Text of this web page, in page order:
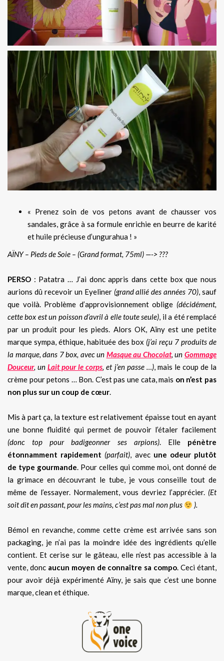
« Prenez soin de vos petons avant de chausser vos
sandales, grâce à sa formule enrichie en beurre de karité
et huile précieuse d’ungurahua ! »
AÏNY – Pieds de Soie – (Grand format, 75ml) —-> ???
PERSO : Patatra … J’ai donc appris dans cette box que nous
aurions dû recevoir un Eyeliner (grand allié des années 70), sauf
que voilà. Problème d’approvisionnement oblige (décidément,
cette box est un poisson d’avril à elle toute seule), il a été remplacé
par un produit pour les pieds. Alors OK, Aïny est une petite
marque sympa, éthique, habituée des box (j’ai reçu 7 produits de
la marque, dans 7 box, avec un Masque au Chocolat, unGommage
Douceur, unLait pour le corps, et j’en passe …), mais le coup de la
crème pour petons … Bon. C’est pas une cata, mais on n’est pas
non plus sur un coup de cœur.
Mis à part ça, la texture est relativement épaisse tout en ayant
une bonne fluidité qui permet de pouvoir l’étaler facilement
(donc top pour badigeonner ses arpions). Elle pénètre
étonnamment rapidement (parfait), avec une odeur plutôt
de type gourmande. Pour celles qui comme moi, ont donné de
la grimace en découvrant le tube, je vous conseille tout de
même de l’essayer. Normalement, vous devriez l’apprécier. (Et
soit dit en passant, pour les mains, c’est pas mal non plus
).
Bémol en revanche, comme cette crème est arrivée sans son
packaging, je n’ai pas la moindre idée des ingrédients qu’elle
contient. Et cerise sur le gâteau, elle n’est pas accessible à la
vente, donc aucun moyen de connaître sa compo. Ceci étant,
pour avoir déjà expérimenté Aïny, je sais que c’est une bonne
marque, clean et éthique.